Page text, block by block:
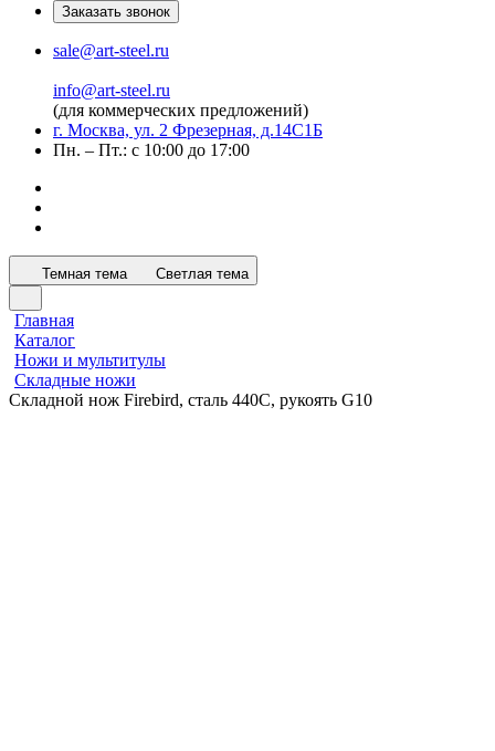
Заказать звонок
sale@art-steel.ru
info@art-steel.ru
(для коммерческих предложений)
г. Москва, ул. 2 Фрезерная, д.14С1Б
Пн. – Пт.: с 10:00 до 17:00
Темная тема Светлая тема
Главная
Каталог
Ножи и мультитулы
Складные ножи
Складной нож Firebird, сталь 440C, рукоять G10